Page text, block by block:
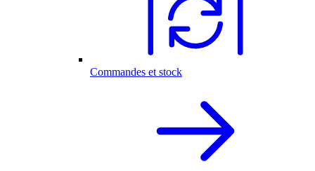
Commandes et stock